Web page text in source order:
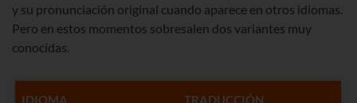
y su pronunciación original cuando aparece en otros idiomas.
Pero en estos momentos sobresalen dos variantes muy
conocidas.
IDIOMA TRADUCCIÓN